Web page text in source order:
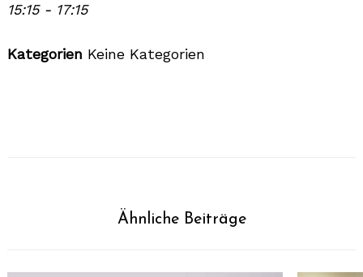
15:15 - 17:15
Kategorien Keine Kategorien
Ähnliche Beiträge